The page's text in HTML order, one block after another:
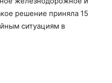
решение приняла 15
ситуациям в